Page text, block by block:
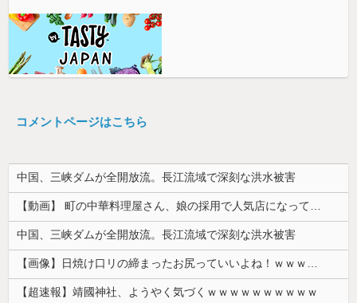
コメントページはこちら
中国、三峡ダムが全開放流。長江流域で深刻な洪水被害
【動画】 町の中華料理屋さん、娘の採用で人気店になってしまう
中国、三峡ダムが全開放流。長江流域で深刻な洪水被害
【画像】日焼け口リの締まったお尻っていいよね！ｗｗｗｗｗ
【超速報】靖國神社、ようやく気づくｗｗｗｗｗｗｗｗｗｗ